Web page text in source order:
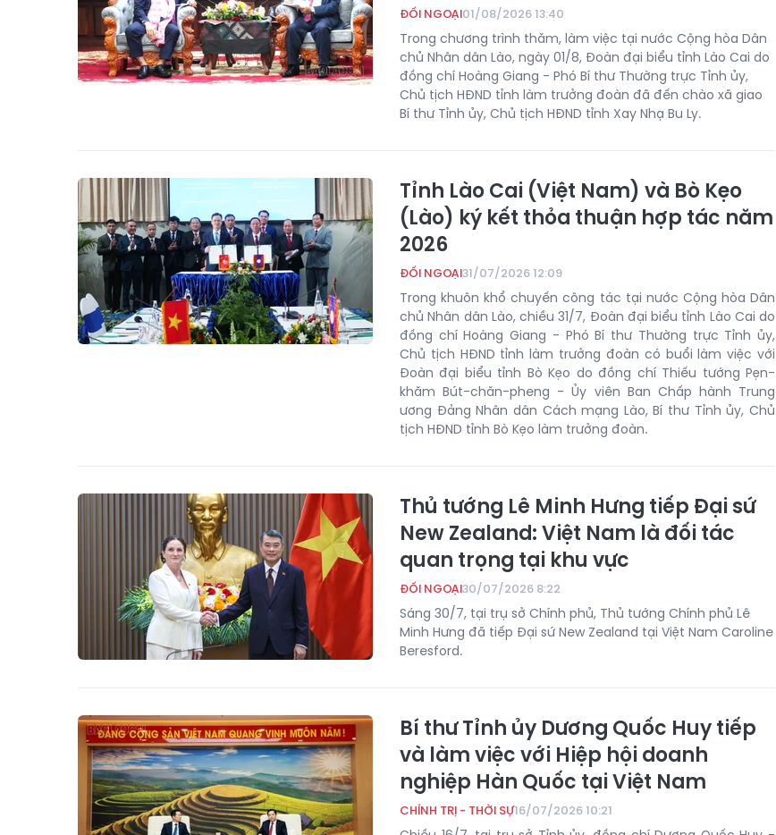
ĐỐI NGOẠI01/08/2026 13:40
Trong chương trình thăm, làm việc tại nước Cộng hòa Dân
chủ Nhân dân Lào, ngày 01/8, Đoàn đại biểu tỉnh Lào Cai do
đồng chí Hoàng Giang - Phó Bí thư Thường trực Tỉnh ủy,
Chủ tịch HĐND tỉnh làm trưởng đoàn đã đến chào xã giao
Bí thư Tỉnh ủy, Chủ tịch HĐND tỉnh Xay Nhạ Bu Ly.
Tỉnh Lào Cai (Việt Nam) và Bò Kẹo
(Lào) ký kết thỏa thuận hợp tác năm
2026
ĐỐI NGOẠI31/07/2026 12:09
Trong khuôn khổ chuyến công tác tại nước Cộng hòa Dân
chủ Nhân dân Lào, chiều 31/7, Đoàn đại biểu tỉnh Lào Cai do
đồng chí Hoàng Giang - Phó Bí thư Thường trực Tỉnh ủy,
Chủ tịch HĐND tỉnh làm trưởng đoàn có buổi làm việc với
Đoàn đại biểu tỉnh Bò Kẹo do đồng chí Thiếu tướng Pẹn-
khăm Bút-chăn-pheng - Ủy viên Ban Chấp hành Trung
ương Đảng Nhân dân Cách mạng Lào, Bí thư Tỉnh ủy, Chủ
tịch HĐND tỉnh Bò Kẹo làm trưởng đoàn.
Thủ tướng Lê Minh Hưng tiếp Đại sứ
New Zealand: Việt Nam là đối tác
quan trọng tại khu vực
ĐỐI NGOẠI30/07/2026 8:22
Sáng 30/7, tại trụ sở Chính phủ, Thủ tướng Chính phủ Lê
Minh Hưng đã tiếp Đại sứ New Zealand tại Việt Nam Caroline
Beresford.
Bí thư Tỉnh ủy Dương Quốc Huy tiếp
và làm việc với Hiệp hội doanh
nghiệp Hàn Quốc tại Việt Nam
CHÍNH TRỊ - THỜI SỰ16/07/2026 10:21